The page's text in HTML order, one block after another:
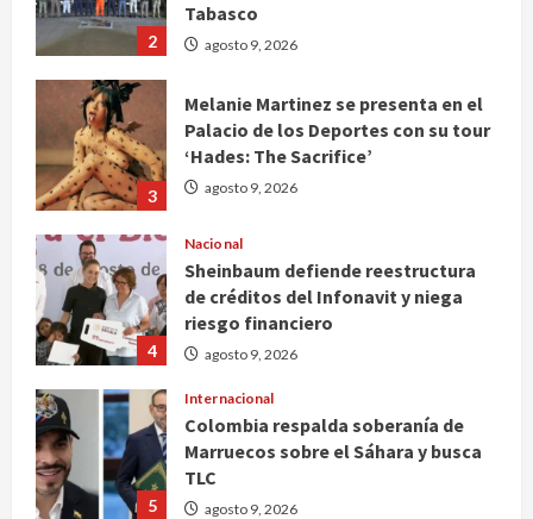
2
Tabasco
agosto 9, 2026
3
Melanie Martinez se presenta en el
Palacio de los Deportes con su tour
‘Hades: The Sacrifice’
agosto 9, 2026
4
Nacional
Sheinbaum defiende reestructura
de créditos del Infonavit y niega
riesgo financiero
agosto 9, 2026
5
Internacional
Colombia respalda soberanía de
Marruecos sobre el Sáhara y busca
TLC
agosto 9, 2026